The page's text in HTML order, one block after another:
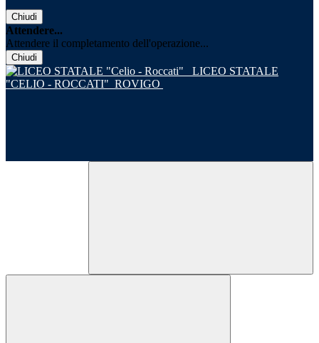
Chiudi
Attendere...
Attendere il completamento dell'operazione...
Chiudi
LICEO STATALE
"CELIO - ROCCATI" ROVIGO